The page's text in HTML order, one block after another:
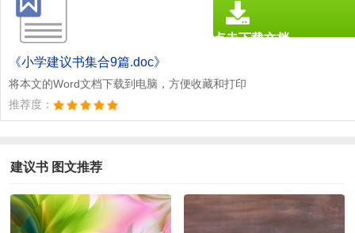
《小学建议书集合9篇.doc》
将本文的Word文档下载到电脑，方便收藏和打印
推荐度：
点击下载文档
建议书 图文推荐